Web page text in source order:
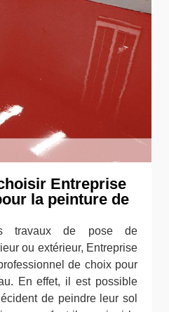
Entreprise
la peinture de
travaux de pose de
ou extérieur, Entreprise
de choix pour
En effet, il est possible
de peindre leur sol